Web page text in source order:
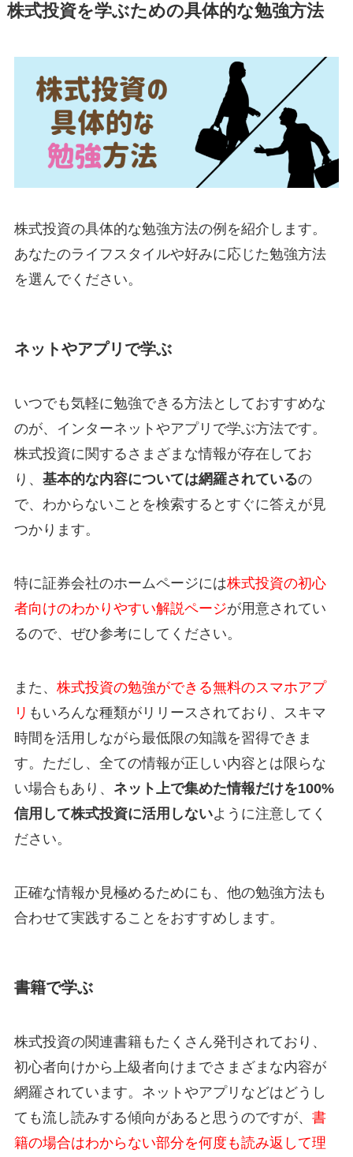
株式投資を学ぶための具体的な勉強方法
株式投資の具体的な勉強方法の例を紹介します。
あなたのライフスタイルや好みに応じた勉強方法
を選んでください。
ネットやアプリで学ぶ
いつでも気軽に勉強できる方法としておすすめな
のが、インターネットやアプリで学ぶ方法です。
株式投資に関するさまざまな情報が存在してお
り、 基本的な内容については網羅されているの
で、わからないことを検索するとすぐに答えが見
つかります。
特に証券会社のホームページには株式投資の初心
者向けのわかりやすい解説ページが用意されてい
るので、ぜひ参考にしてください。
また、 株式投資の勉強ができる無料のスマホアプ
リ もいろんな種類がリリースされており、スキマ
時間を活用しながら最低限の知識を習得できま
す。ただし、全ての情報が正しい内容とは限らな
い場合もあり、 ネット上で集めた情報だけを100%
信用して株式投資に活用しないように注意してく
ださい。
正確な情報か見極めるためにも、他の勉強方法も
合わせて実践することをおすすめします。
書籍で学ぶ
株式投資の関連書籍もたくさん発刊されており、
初心者向けから上級者向けまでさまざまな内容が
網羅されています。ネットやアプリなどはどうし
ても流し読みする傾向があると思うのですが、 書
籍の場合はわからない部分を何度も読み返して理